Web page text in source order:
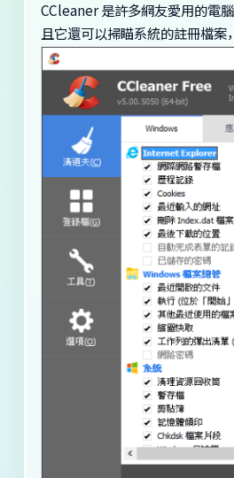
CCleaner 是許多網友愛用的電
且它還可以掃瞄系統的註冊檔案